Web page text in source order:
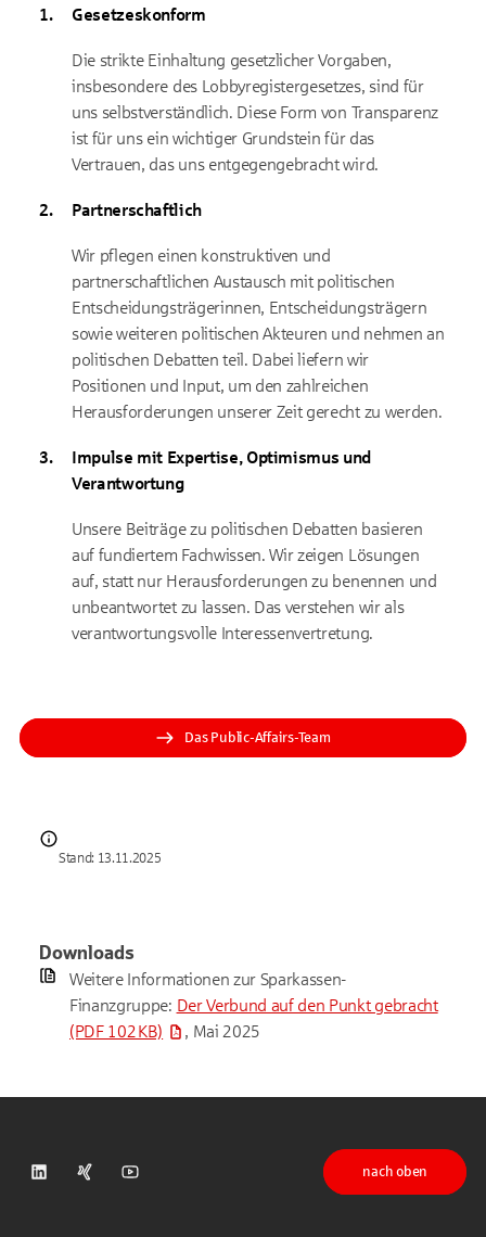
Gesetzeskonform
Die strikte Einhaltung gesetzlicher Vorgaben,
insbesondere des Lobbyregistergesetzes, sind für
uns selbstverständlich. Diese Form von Transparenz
ist für uns ein wichtiger Grundstein für das
Vertrauen, das uns entgegengebracht wird.
Partnerschaftlich
Wir pflegen einen konstruktiven und
partnerschaftlichen Austausch mit politischen
Entscheidungsträgerinnen, Entscheidungsträgern
sowie weiteren politischen Akteuren und nehmen an
politischen Debatten teil. Dabei liefern wir
Positionen und Input, um den zahlreichen
Herausforderungen unserer Zeit gerecht zu werden.
Impulse mit Expertise, Optimismus und
Verantwortung
Unsere Beiträge zu politischen Debatten basieren
auf fundiertem Fachwissen. Wir zeigen Lösungen
auf, statt nur Herausforderungen zu benennen und
unbeantwortet zu lassen. Das verstehen wir als
verantwortungsvolle Interessenvertretung.
Das Public-Affairs-Team
Stand: 13.11.2025
Downloads
Weitere Informationen zur Sparkassen-
Finanzgruppe: Der Verbund auf den Punkt gebracht
(PDF 102 KB)
, Mai 2025
DSGV auf LinkedIn
DSGV auf XingDSGV auf Youtube
nach oben